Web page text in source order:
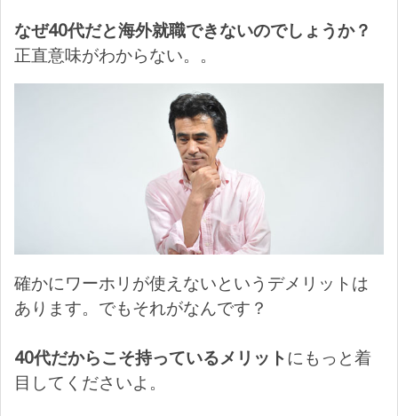
なぜ40代だと海外就職できないのでしょうか？
正直意味がわからない。。
確かにワーホリが使えないというデメリットは
あります。でもそれがなんです？
40代だからこそ持っているメリットにもっと着
目してくださいよ。